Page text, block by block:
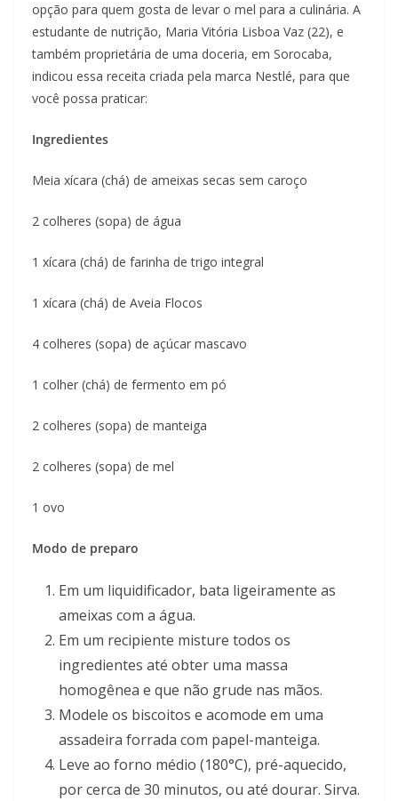
opção para quem gosta de levar o mel para a culinária. A
estudante de nutrição, Maria Vitória Lisboa Vaz (22), e
também proprietária de uma doceria, em Sorocaba,
indicou essa receita criada pela marca Nestlé, para que
você possa praticar:
Ingredientes
Meia xícara (chá) de ameixas secas sem caroço
2 colheres (sopa) de água
1 xícara (chá) de farinha de trigo integral
1 xícara (chá) de Aveia Flocos
4 colheres (sopa) de açúcar mascavo
1 colher (chá) de fermento em pó
2 colheres (sopa) de manteiga
2 colheres (sopa) de mel
1 ovo
Modo de preparo
Em um liquidificador, bata ligeiramente as
ameixas com a água.
Em um recipiente misture todos os
ingredientes até obter uma massa
homogênea e que não grude nas mãos.
Modele os biscoitos e acomode em uma
assadeira forrada com papel-manteiga.
Leve ao forno médio (180°C), pré-aquecido,
por cerca de 30 minutos, ou até dourar. Sirva.